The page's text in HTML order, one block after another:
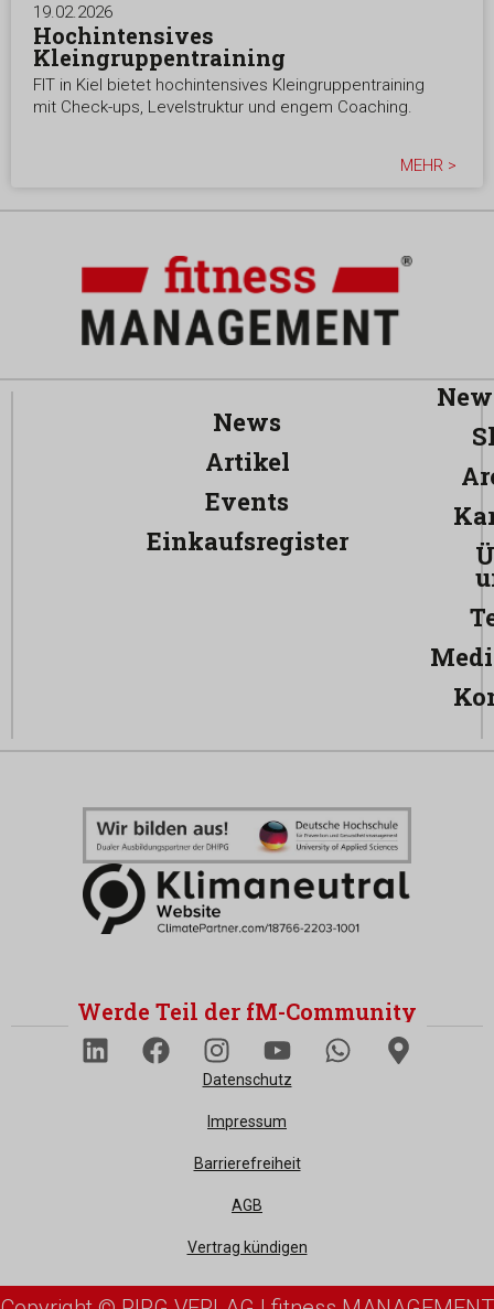
19.02.2026
Hochintensives
Kleingruppentraining
FIT in Kiel bietet hochintensives Kleingruppentraining
mit Check-ups, Levelstruktur und engem Coaching.
MEHR >
News
Artikel
Events
Einkaufsregister
Werde Teil der fM-Community
Datenschutz
Impressum
Barrierefreiheit
AGB
Vertrag kündigen